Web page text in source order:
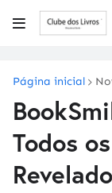
Página inicial
Todos